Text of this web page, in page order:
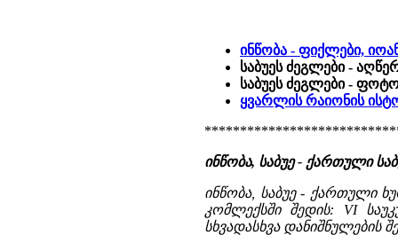
ინწობა - ფიქლები,
საბუეს ძეგლები -
საბუეს ძეგლები -
ყვარლის რაიონის
ინწობა, საბუე - ქართული
ინწობა, საბუე - ქართული
კომლექსში შედის: VI
სხვადასხვა დანიშნულების